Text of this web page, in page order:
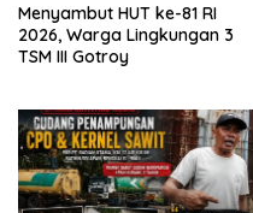
Menyambut HUT ke-81 RI
2026, Warga Lingkungan 3
TSM III Gotroy